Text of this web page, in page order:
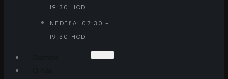
19:30 HOD
NEDEĽA: 07:30 -
19:30 HOD